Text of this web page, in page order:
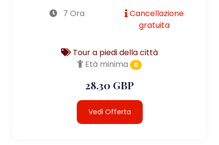
7 Ora
Cancellazione
gratuita
Tour a piedi della città
Età minima
0
28.30 GBP
Vedi Offerta